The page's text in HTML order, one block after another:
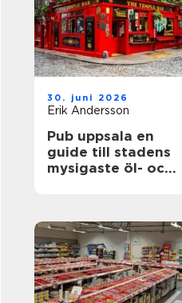
30. juni 2026
Erik Andersson
Pub uppsala en
guide till stadens
mysigaste öl- och